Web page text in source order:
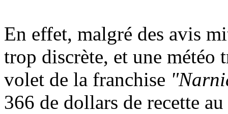
En effet, malgré des avis
trop discrète, et une météo
volet de la franchise
366 de dollars de recette